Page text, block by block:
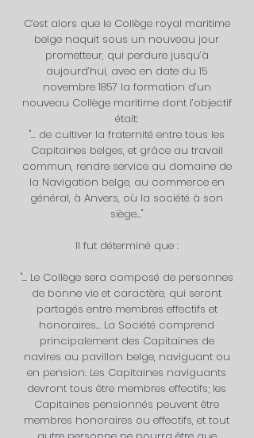
C’est alors que le Collège royal maritime
belge naquit sous un nouveau jour
prometteur, qui perdure jusqu’à
aujourd’hui, avec en date du 15
novembre 1857 la formation d’un
nouveau Collège maritime dont l’objectif
était:
"... de cultiver la fraternité entre tous les
Capitaines belges, et grâce au travail
commun, rendre service au domaine de
la Navigation belge, au commerce en
général, à Anvers, où la société à son
siège..."
Il fut déterminé que :
"... Le Collège sera composé de personnes
de bonne vie et caractère, qui seront
partagés entre membres effectifs et
honoraires… La Société comprend
principalement des Capitaines de
navires au pavillon belge, naviguant ou
en pension. Les Capitaines naviguants
devront tous être membres effectifs; les
Capitaines pensionnés peuvent être
membres honoraires ou effectifs, et tout